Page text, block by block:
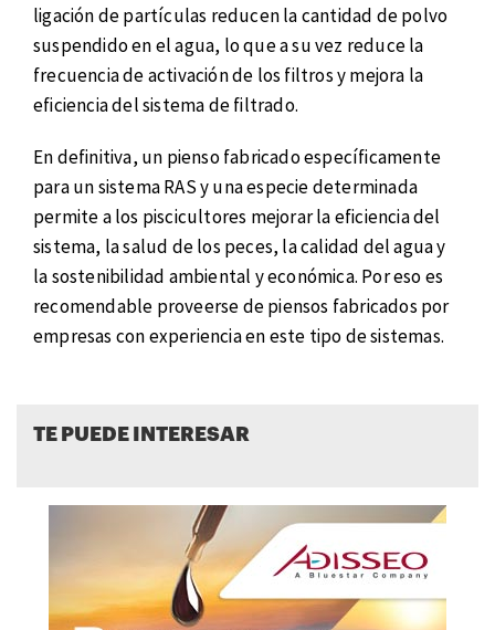
ligación de partículas reducen la cantidad de polvo
suspendido en el agua, lo que a su vez reduce la
frecuencia de activación de los filtros y mejora la
eficiencia del sistema de filtrado.
En definitiva, un pienso fabricado específicamente
para un sistema RAS y una especie determinada
permite a los piscicultores mejorar la eficiencia del
sistema, la salud de los peces, la calidad del agua y
la sostenibilidad ambiental y económica. Por eso es
recomendable proveerse de piensos fabricados por
empresas con experiencia en este tipo de sistemas.
TE PUEDE INTERESAR